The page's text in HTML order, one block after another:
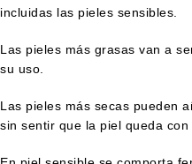
incluidas las pieles sensibles.
Las pieles más grasas van a
su uso.
Las pieles más secas pueden
sin sentir que la piel queda